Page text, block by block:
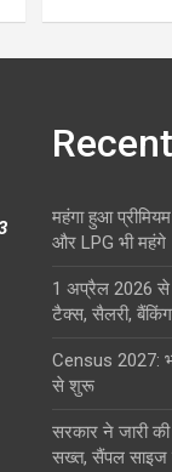
महंगा हुआ
और LPG भी महंगे
1 अप्रैल 2026 से
टैक्स, सैलरी,
Census 2027:
से शुरू
सरकार ने जारी
सख्त, सैंपल साइज